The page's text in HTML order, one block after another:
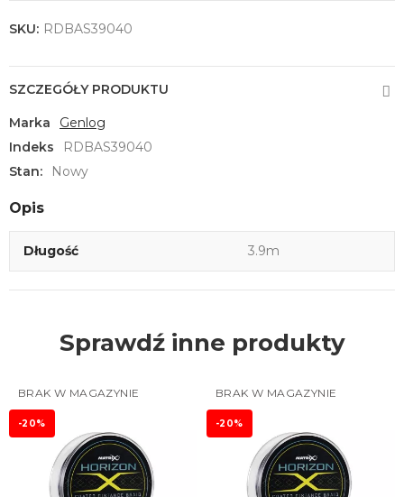
SKU: RDBAS39040
SZCZEGÓŁY PRODUKTU
Marka
Genlog
Indeks
RDBAS39040
Stan:
Nowy
Opis
Długość 3.9m
Sprawdź inne produkty
BRAK W MAGAZYNIE
-20%
BRAK W MAGAZYNIE
-20%